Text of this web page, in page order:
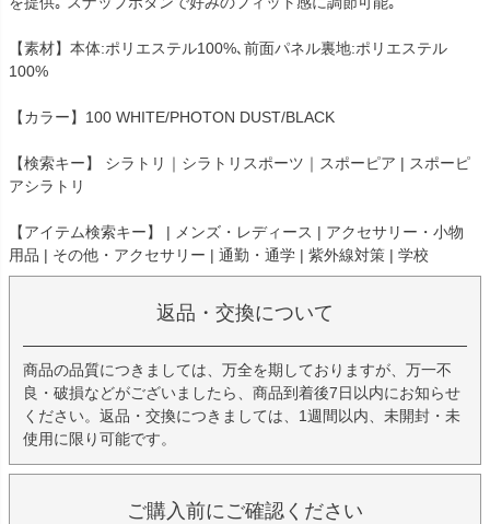
【素材】本体:ポリエステル100%､前面パネル裏地:ポリエステル
100%
【カラー】100 WHITE/PHOTON DUST/BLACK
【検索キー】 シラトリ｜シラトリスポーツ｜スポーピア | スポーピ
アシラトリ
【アイテム検索キー】 | メンズ・レディース | アクセサリー・小物
用品 | その他・アクセサリー | 通勤・通学 | 紫外線対策 | 学校
返品・交換について
商品の品質につきましては、万全を期しておりますが、万一不
良・破損などがございましたら、商品到着後7日以内にお知らせ
ください。返品・交換につきましては、1週間以内、未開封・未
使用に限り可能です。
ご購入前にご確認ください